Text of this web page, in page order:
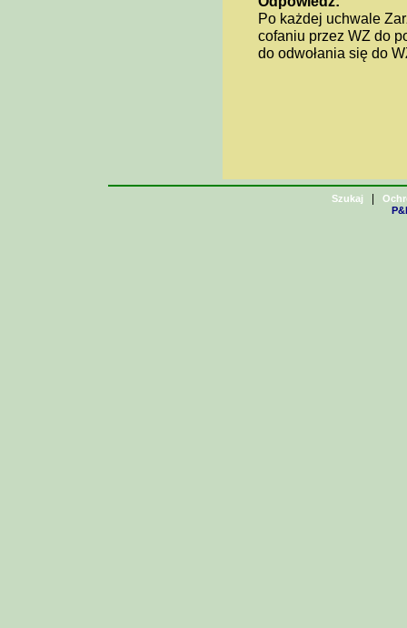
Po każdej uchwale
cofaniu przez WZ do
do odwołania się do
Szukaj